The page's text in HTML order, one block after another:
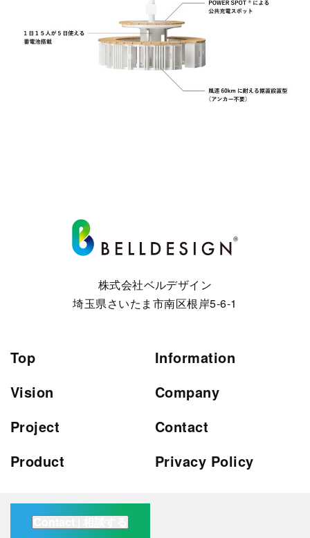
株式会社ベルデザイン
埼玉県さいたま市南区根岸5-6-1
Top
Vision
Project
Product
Information
Company
Contact
Privacy Policy
Copyright © BELLDESIGN Inc. All rights reserved.